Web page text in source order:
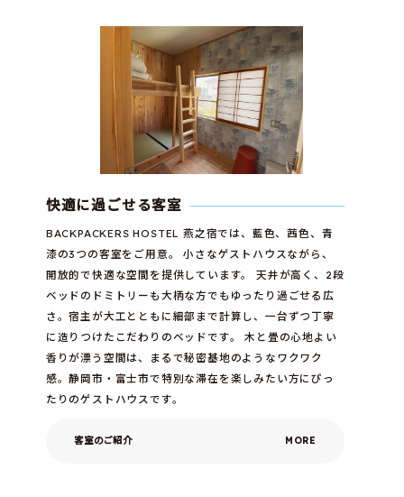
快適に過ごせる客室
BACKPACKERS HOSTEL 燕之宿では、藍色、茜色、青
漆の3つの客室をご用意。 小さなゲストハウスながら、
開放的で快適な空間を提供しています。 天井が高く、2段
ベッドのドミトリーも大柄な方でもゆったり過ごせる広
さ。宿主が大工とともに細部まで計算し、一台ずつ丁寧
に造りつけたこだわりのベッドです。 木と畳の心地よい
香りが漂う空間は、まるで秘密基地のようなワクワク
感。静岡市・富士市で特別な滞在を楽しみたい方にぴっ
たりのゲストハウスです。
客室のご紹介